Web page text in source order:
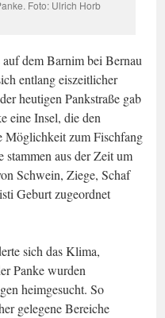
Foto: Ulrich Horb
dem Barnim bei Bernau
entlang eiszeitlicher
heutigen Pankstraße gab
eine Insel, die den
Möglichkeit zum Fischfang
stammen aus der Zeit um
Schwein, Ziege, Schaf
Geburt zugeordnet
sich das Klima,
Panke wurden
heimgesucht. So
gelegene Bereiche